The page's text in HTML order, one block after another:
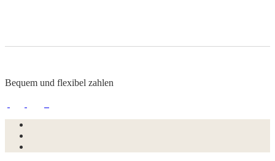
Bequem und flexibel zahlen